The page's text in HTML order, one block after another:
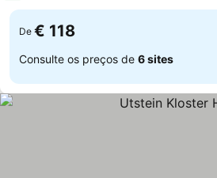
De € 118
Consulte os preços de 6 sites